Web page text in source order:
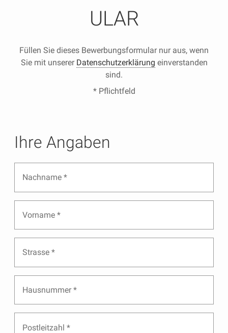
ULAR
Füllen Sie dieses Bewerbungsformular nur aus, wenn
Sie mit unserer Datenschutzerklärung einverstanden
sind.
* Pflichtfeld
Ihre Angaben